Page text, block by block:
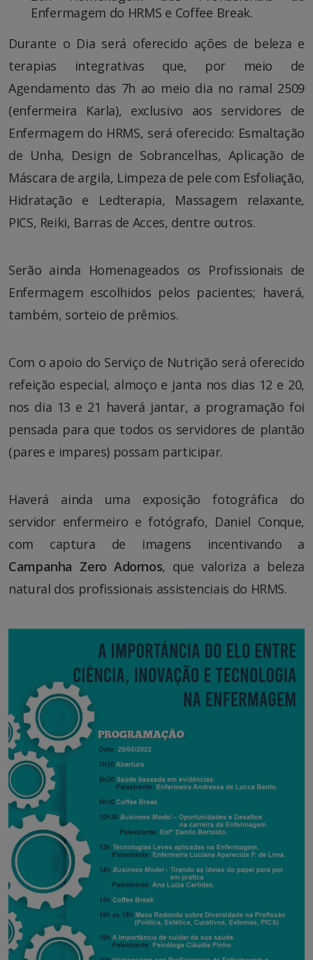
Enfermagem do HRMS e Coffee Break.
Durante o Dia será oferecido ações de beleza e
terapias integrativas que, por meio de
Agendamento das 7h ao meio dia no ramal 2509
(enfermeira Karla), exclusivo aos servidores de
Enfermagem do HRMS, será oferecido: Esmaltação
de Unha, Design de Sobrancelhas, Aplicação de
Máscara de argila, Limpeza de pele com Esfoliação,
Hidratação e Ledterapia, Massagem relaxante,
PICS, Reiki, Barras de Acces, dentre outros.
Serão ainda Homenageados os Profissionais de
Enfermagem escolhidos pelos pacientes; haverá,
também, sorteio de prêmios.
Com o apoio do Serviço de Nutrição será oferecido
refeição especial, almoço e janta nos dias 12 e 20,
nos dia 13 e 21 haverá jantar, a programação foi
pensada para que todos os servidores de plantão
(pares e impares) possam participar.
Haverá ainda uma exposição fotográfica do
servidor enfermeiro e fotógrafo, Daniel Conque,
com captura de imagens incentivando a
Campanha Zero Adornos, que valoriza a beleza
natural dos profissionais assistenciais do HRMS.